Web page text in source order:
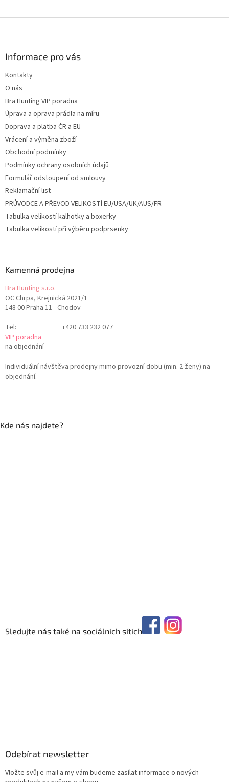
Informace pro vás
Kontakty
O nás
Bra Hunting VIP poradna
Úprava a oprava prádla na míru
Doprava a platba ČR a EU
Vrácení a výměna zboží
Obchodní podmínky
Podmínky ochrany osobních údajů
Formulář odstoupení od smlouvy
Reklamační list
PRŮVODCE A PŘEVOD VELIKOSTÍ EU/USA/UK/AUS/FR
Tabulka velikostí kalhotky a boxerky
Tabulka velikostí při výběru podprsenky
Kamenná prodejna
Bra Hunting s.r.o.
OC Chrpa, Krejnická 2021/1
148 00 Praha 11 - Chodov
Tel:
+420 733 232 077
VIP poradna
na objednání
Individuální návštěva prodejny mimo provozní dobu (min. 2 ženy) na
objednání.
Kde nás najdete?
Sledujte nás také na sociálních sítích
Odebírat newsletter
Vložte svůj e-mail a my vám budeme zasílat informace o nových